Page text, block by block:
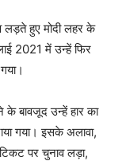
लड़ते हुए मोदी लहर के
2021 में उन्हें फिर
बावजूद उन्हें हार का
गया। इसके अलावा,
पर चुनाव लड़ा,